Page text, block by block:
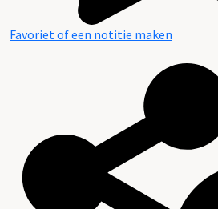
Favoriet of een notitie maken